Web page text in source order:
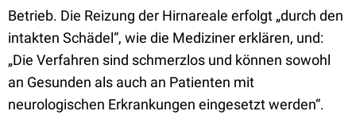
Betrieb. Die Reizung der Hirnareale erfolgt „durch den
intakten Schädel“, wie die Mediziner erklären, und:
„Die Verfahren sind schmerzlos und können sowohl
an Gesunden als auch an Patienten mit
neurologischen Erkrankungen eingesetzt werden“.